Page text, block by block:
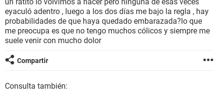
SEXUALIDAD
GLOSARIO
eyaculó adentro , luego a los dos días me bajo la regla , hay
probabilidades de que haya quedado embarazada?lo que
me preocupa es que no tengo muchos cólicos y siempre me
suele venir con mucho dolor
Compartir
Consulta también: